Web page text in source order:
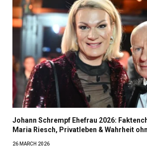
Johann Schrempf Ehefrau 2026:
Maria Riesch, Privatleben & Wahrheit
26 MARCH 2026